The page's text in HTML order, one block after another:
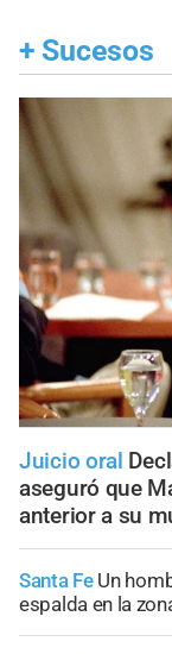
+ Sucesos
Juicio oral
aseguró que
anterior a su
Santa Fe Un
espalda en la